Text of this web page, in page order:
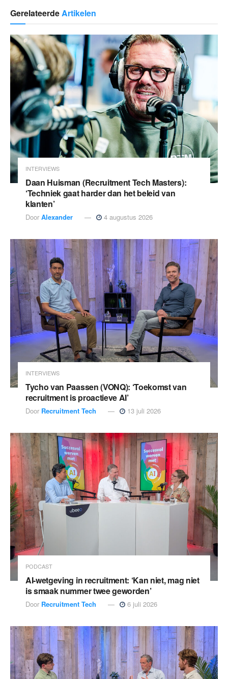
GerelateerdeArtikelen
INTERVIEWS
Daan Huisman (Recruitment Tech Masters):
‘Techniek gaat harder dan het beleid van
klanten’
Door Alexander 4 augustus 2026
INTERVIEWS
Tycho van Paassen (VONQ): ‘Toekomst van
recruitment is proactieve AI’
Door Recruitment Tech 13 juli 2026
PODCAST
AI-wetgeving in recruitment: ‘Kan niet, mag niet
is smaak nummer twee geworden’
Door Recruitment Tech 6 juli 2026